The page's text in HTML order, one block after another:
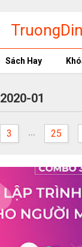
phần
Sách Hay
2020-01
3 ... 25